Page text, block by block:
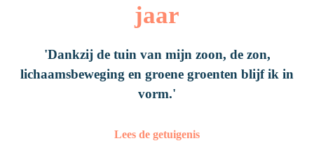
Laten we het over je botten hebben!
Lichaamsbeweging
Voeding
TOOLS
jaar
'Dankzij de tuin van mijn zoon, de zon,
lichaamsbeweging en groene groenten blijf ik in
vorm.'
Lees de getuigenis